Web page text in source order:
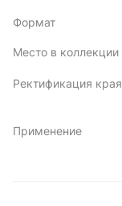
Формат
Место в коллекции
Ректификация края
Применение